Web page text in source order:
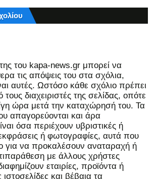
του kapa-news.gr μπορεί να
τις απόψεις του στα σχόλια,
αυτές. Ωστόσο κάθε σχόλιο πρέπει
τους διαχειριστές της σελίδας, οπότε
ώρα μετά την καταχώρησή του. Τα
απαγορεύονται και άρα
όσα περιέχουν υβριστικές ή
ή φωτογραφίες, αυτά που
για να προκαλέσουν αναταραχή ή
με άλλους χρήστες
εταιρίες, προϊόντα ή
ιστοσελίδες και βέβαια τα